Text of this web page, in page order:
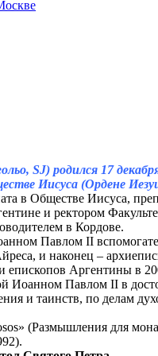
SJ) родился 17
Иисуса (Ордене
в Обществе Иисуса,
и ректором
в Кордове.
Павлом II
и наконец –
епископов Аргентины в
Иоанном Павлом II в
и таинств, по делам
(Размышления для